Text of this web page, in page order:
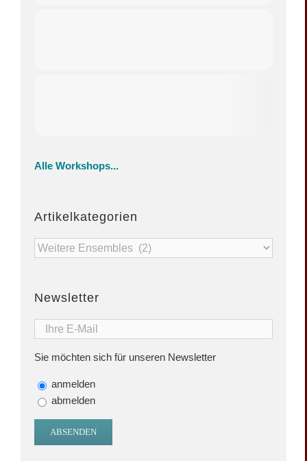
Alle Workshops...
Artikelkategorien
Artikelkategorien
Newsletter
Sie möchten sich für unseren Newsletter
anmelden
abmelden